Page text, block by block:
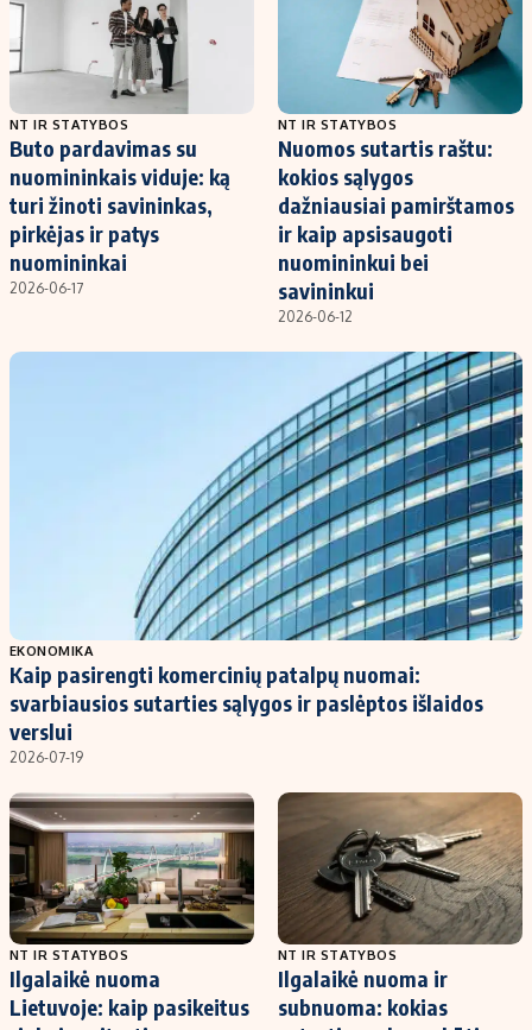
Regionų naujienos
Indėlių palūkanos
NT IR STATYBOS
Buto pardavimas su
nuomininkais viduje: ką
turi žinoti savininkas,
pirkėjas ir patys
nuomininkai
2026-06-17
NT IR STATYBOS
Nuomos sutartis raštu:
kokios sąlygos
dažniausiai pamirštamos
ir kaip apsisaugoti
nuomininkui bei
savininkui
2026-06-12
EKONOMIKA
Kaip pasirengti komercinių patalpų nuomai:
svarbiausios sutarties sąlygos ir paslėptos išlaidos
verslui
2026-07-19
NT IR STATYBOS
Ilgalaikė nuoma
Lietuvoje: kaip pasikeitus
NT IR STATYBOS
Ilgalaikė nuoma ir
subnuoma: kokias